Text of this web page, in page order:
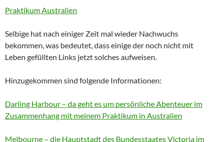
Praktikum Australien
Selbige hat nach einiger Zeit mal wieder Nachwuchs
bekommen, was bedeutet, dass einige der noch nicht mit
Leben gefüllten Links jetzt solches aufweisen.
Hinzugekommen sind folgende Informationen:
Darling Harbour – da geht es um persönliche Abenteuer im
Zusammenhang mit meinem Praktikum in Australien
Melbourne – die Hauptstadt des Bundesstaates Victoria im